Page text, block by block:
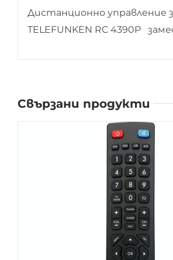
Дистанционно управление
TELEFUNKEN RC 4390P
Свързани продукти